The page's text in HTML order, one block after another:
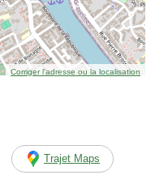
Corriger l’adresse ou la localisation
Trajet Maps